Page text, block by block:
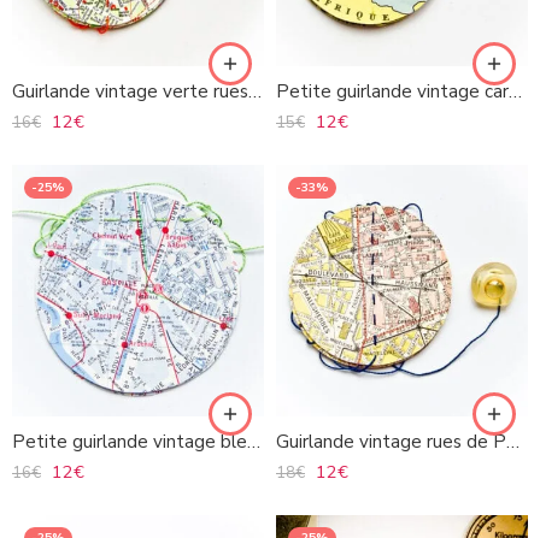
Guirlande vintage verte rues de Paris
16€ 12€
Petite guirlande vintage carte et textes
15€ 12€
-25%
Petite guirlande vintage bleue plan de Paris
16€ 12€
-33%
Guirlande vintage rues de Paris
18€ 12€